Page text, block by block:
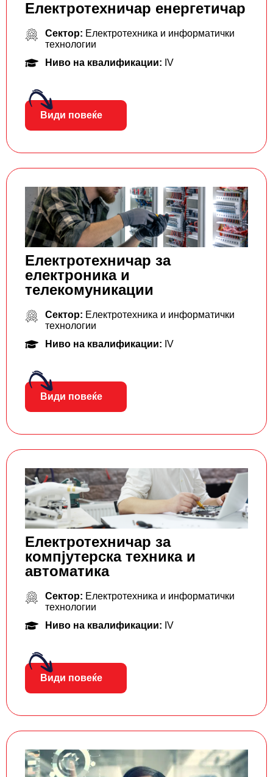
Електротехничар енергетичар
Сектор: Електротехника и информатички
технологии
Ниво на квалификации: IV
Види повеќе
Електротехничар за
електроника и
телекомуникации
Сектор: Електротехника и информатички
технологии
Ниво на квалификации: IV
Види повеќе
Електротехничар за
компјутерска техника и
автоматика
Сектор: Електротехника и информатички
технологии
Ниво на квалификации: IV
Види повеќе